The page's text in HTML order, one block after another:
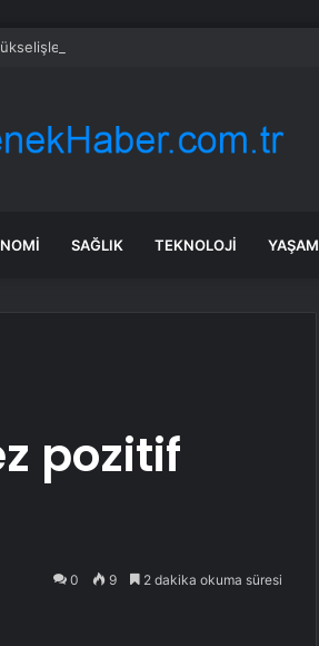
başladı -29 Temmuz 2026
SAĞLIK TEKNOLOJI YAŞAM
pozitif
0 9 2 dakika okuma süresi